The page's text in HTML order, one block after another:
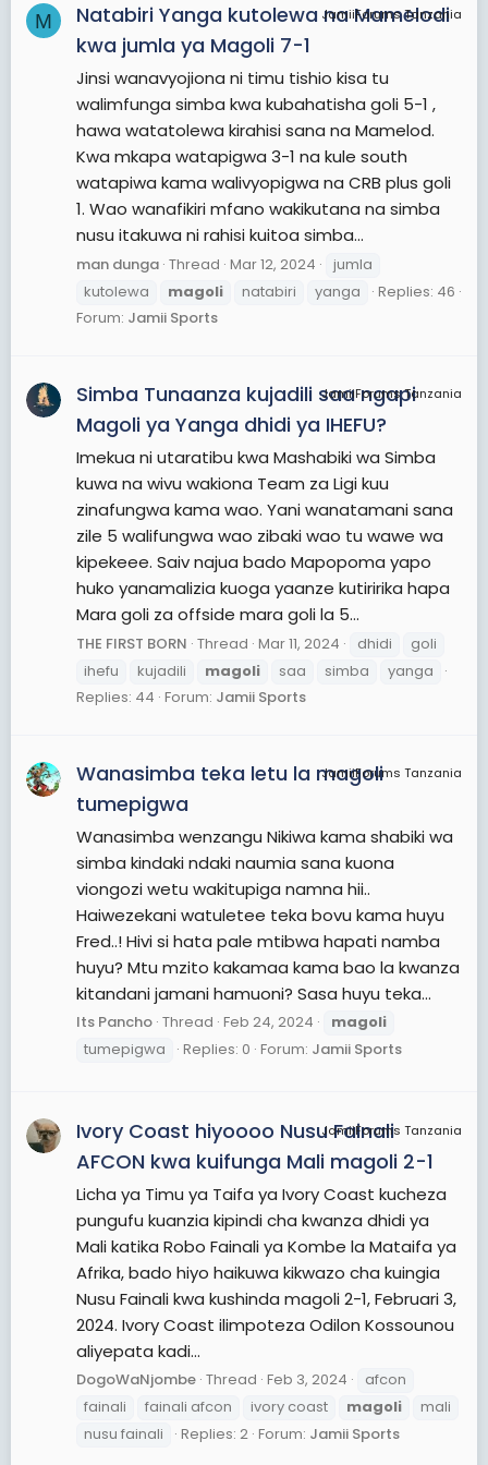
M JamiiForums Tanzania
Natabiri Yanga kutolewa na Mamelodi
kwa jumla ya Magoli 7-1
Jinsi wanavyojiona ni timu tishio kisa tu
walimfunga simba kwa kubahatisha goli 5-1 ,
hawa watatolewa kirahisi sana na Mamelod.
Kwa mkapa watapigwa 3-1 na kule south
watapiwa kama walivyopigwa na CRB plus goli
1. Wao wanafikiri mfano wakikutana na simba
nusu itakuwa ni rahisi kuitoa simba...
man dunga Thread Mar 12, 2024
jumla
kutolewa
magoli natabiri yanga
Replies: 46
Forum: Jamii Sports
JamiiForums Tanzania
Simba Tunaanza kujadili saa ngapi
Magoli ya Yanga dhidi ya IHEFU?
Imekua ni utaratibu kwa Mashabiki wa Simba
kuwa na wivu wakiona Team za Ligi kuu
zinafungwa kama wao. Yani wanatamani sana
zile 5 walifungwa wao zibaki wao tu wawe wa
kipekeee. Saiv najua bado Mapopoma yapo
huko yanamalizia kuoga yaanze kutiririka hapa
Mara goli za offside mara goli la 5...
THE FIRST BORN Thread Mar 11, 2024 dhidi
goli
ihefu
kujadili magoli saa simba
yanga
Replies: 44 Forum: Jamii Sports
JamiiForums Tanzania
Wanasimba teka letu la magoli
tumepigwa
Wanasimba wenzangu Nikiwa kama shabiki wa
simba kindaki ndaki naumia sana kuona
viongozi wetu wakitupiga namna hii..
Haiwezekani watuletee teka bovu kama huyu
Fred..! Hivi si hata pale mtibwa hapati namba
huyu? Mtu mzito kakamaa kama bao la kwanza
kitandani jamani hamuoni? Sasa huyu teka...
Its Pancho Thread Feb 24, 2024
magoli
tumepigwa
Replies: 0 Forum: Jamii Sports
JamiiForums Tanzania
Ivory Coast hiyoooo Nusu Fainali
AFCON kwa kuifunga Mali magoli 2-1
Licha ya Timu ya Taifa ya Ivory Coast kucheza
pungufu kuanzia kipindi cha kwanza dhidi ya
Mali katika Robo Fainali ya Kombe la Mataifa ya
Afrika, bado hiyo haikuwa kikwazo cha kuingia
Nusu Fainali kwa kushinda magoli 2-1, Februari 3,
2024. Ivory Coast ilimpoteza Odilon Kossounou
aliyepata kadi...
DogoWaNjombe Thread Feb 3, 2024
afcon
fainali
fainali afcon ivory coast magoli
mali
nusu fainali
Replies: 2 Forum: Jamii Sports